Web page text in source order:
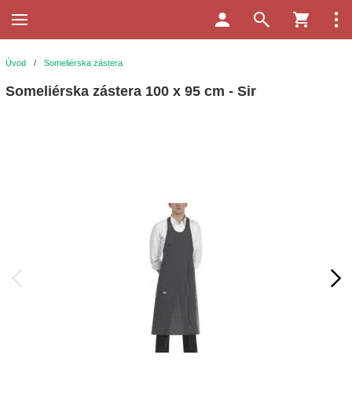
Úvod / Someliérska zástera
Someliérska zástera 100 x 95 cm - Sir